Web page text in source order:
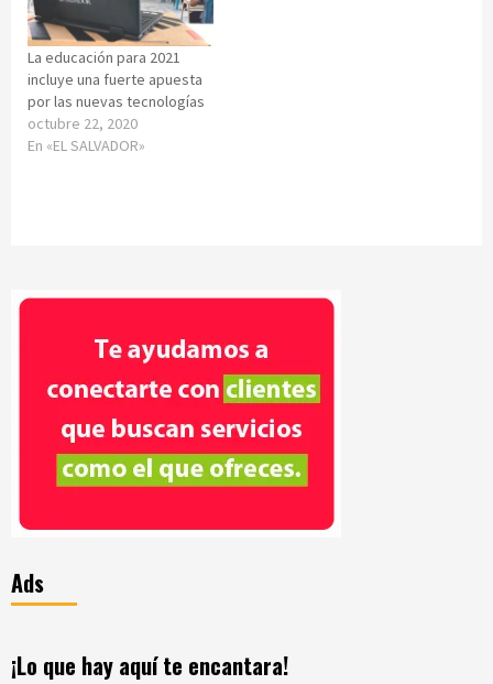
La educación para 2021
incluye una fuerte apuesta
por las nuevas tecnologías
octubre 22, 2020
En «EL SALVADOR»
Ads
¡Lo que hay aquí te encantara!